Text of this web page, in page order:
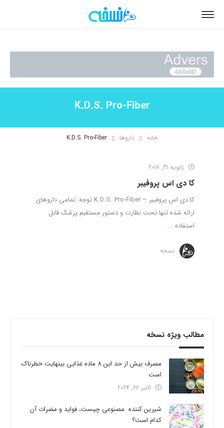
K.D.S. Pro-Fiber
خانه داروها K.D.S. Pro-Fiber
ژانویه 31, 2017
کا دی اس پروفیبر
کا دی اس پروفیبر – K.D.S. Pro-Fiber توجه: تمامی داروهای
ارائه شده تنها تحت نظارت و دستور مستقیم پزشک قابل
استفاده ...
نسخه
مطالب ویژه نسخه
مصرف بیش از حد این 8 ماده غذایی بینهایت خطرناک
است
اکتبر 26, 2024
شیرین کننده مصنوعی چیست، فواید و مضرات آن
کدام است؟